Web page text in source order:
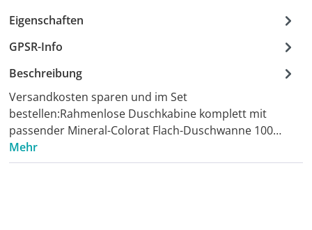
Eigenschaften
GPSR-Info
Beschreibung
Versandkosten sparen und im Set
bestellen:Rahmenlose Duschkabine komplett mit
passender Mineral-Colorat Flach-Duschwanne 100…
Mehr